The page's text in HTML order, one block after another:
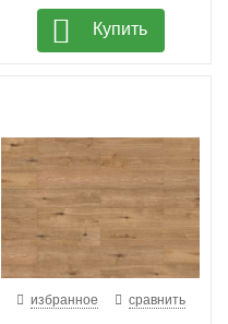
Купить
избранное сравнить